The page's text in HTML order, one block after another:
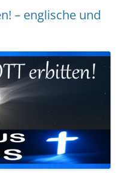
– englische und